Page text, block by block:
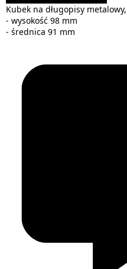
Kubek na długopisy
- wysokość 98 mm
- średnica 91 mm